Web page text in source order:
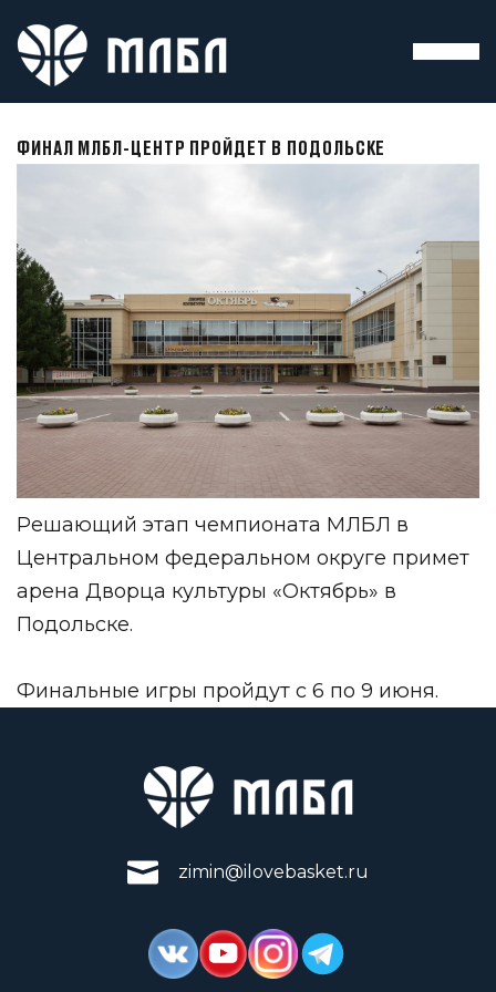
ФИНАЛ МЛБЛ-ЦЕНТР ПРОЙДЕТ В ПОДОЛЬСКЕ
Решающий этап чемпионата МЛБЛ в
Центральном федеральном округе примет
арена Дворца культуры «Октябрь» в
Подольске.
Финальные игры пройдут с 6 по 9 июня.
zimin@ilovebasket.ru